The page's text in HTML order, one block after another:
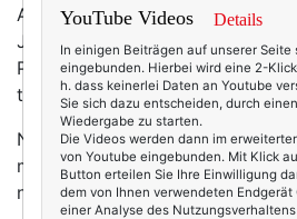
AustauschschülerInnen aus
Jahr bei uns lebten) weitere 24
Päckchen hatte ich nur
trotzdem war es eine
Nein, mögen andere
mir ist Weihnachten mit
nicht lieber, aber mindestens
YouTube Videos Details
In einigen Beiträgen auf unserer Seite
eingebunden. Hierbei wird eine 2-
h. dass keinerlei Daten an Youtube
Sie sich dazu entscheiden, durch
Wiedergabe zu starten.
Die Videos werden dann im
von Youtube eingebunden. Mit Klick
Button erteilen Sie Ihre Einwilligung
dem von Ihnen verwendeten Endgerät
einer Analyse des